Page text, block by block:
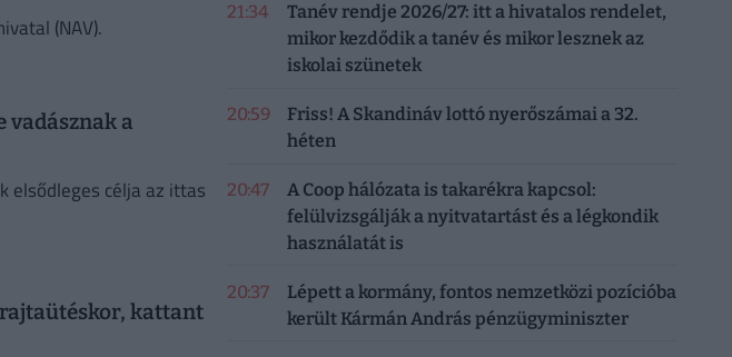
(NAV).
vadásznak a
elsődleges célja az ittas
kattant
21:34
Tanév rendje 2026/27: itt a hivatalos rendelet,
mikor kezdődik a tanév és mikor lesznek az
iskolai szünetek
20:59
Friss! A Skandináv lottó nyerőszámai a 32.
héten
20:47
A Coop hálózata is takarékra kapcsol:
felülvizsgálják a nyitvatartást és a légkondik
használatát is
20:37
Lépett a kormány, fontos nemzetközi pozícióba
került Kármán András pénzügyminiszter